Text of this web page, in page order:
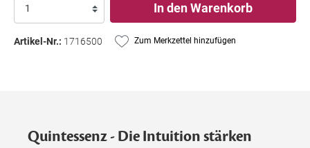
In den Warenkorb
Artikel-Nr.: 1716500 Zum Merkzettel hinzufügen
Quintessenz - Die Intuition stärken